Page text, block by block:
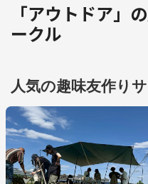
「アウトドア」
ークル
人気の趣味友作り